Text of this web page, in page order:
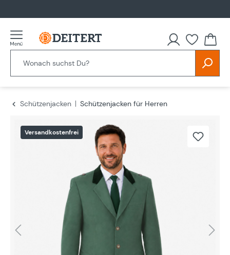
Schützenjacken
Schützenjacken für Herren
Versandkostenfrei